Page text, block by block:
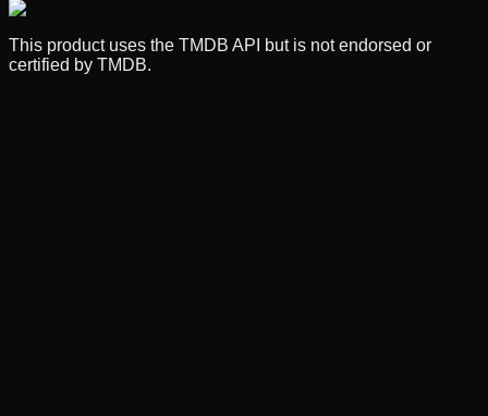
This product uses the TMDB API but is not endorsed or
certified by TMDB.